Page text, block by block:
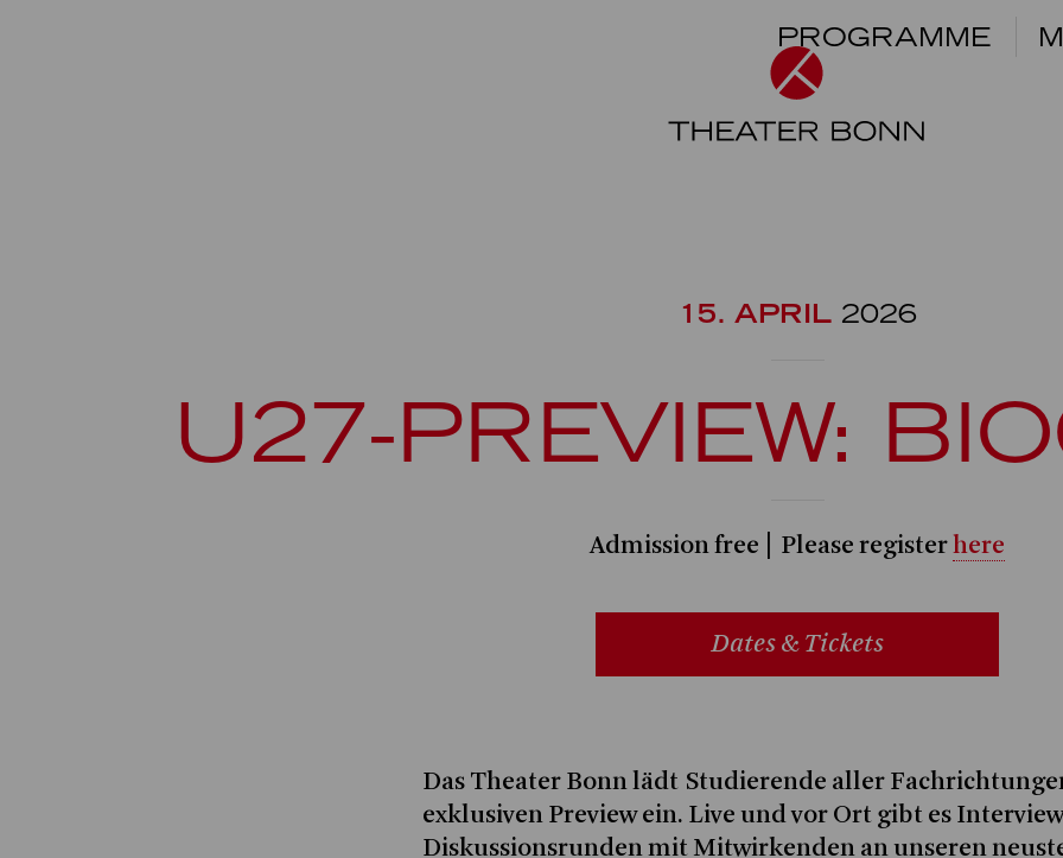
PROGRAMME
15. APRIL 2026
U27-PREVIEW:
Admission free | Please registerhere
Dates & Tickets
Das Theater Bonn lädt Studierende aller
exklusiven Preview ein. Live und vor Ort gibt es
Diskussionsrunden mit Mitwirkenden an unseren